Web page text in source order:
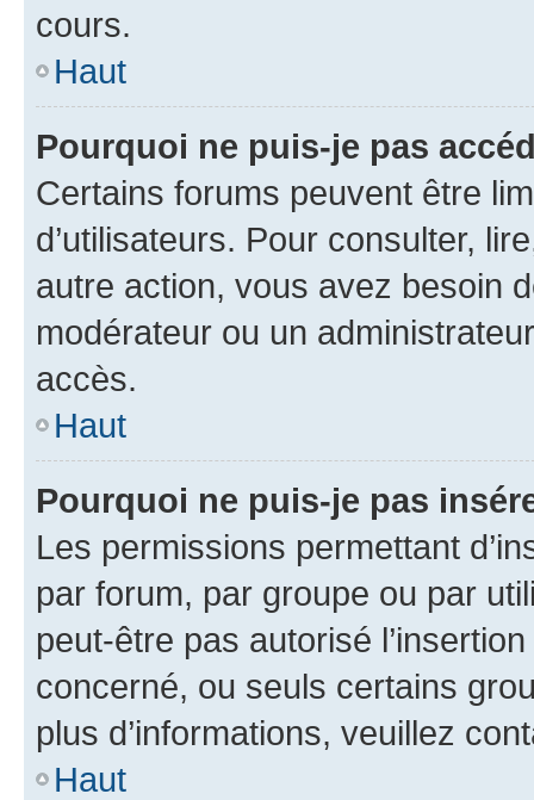
cours.
Haut
Pourquoi ne puis-je pas
Certains forums peuvent être
d’utilisateurs. Pour consulter,
autre action, vous avez besoin
modérateur ou un
accès.
Haut
Pourquoi ne puis-je pas
Les permissions permettant
par forum, par groupe ou par
peut-être pas autorisé
concerné, ou seuls certains
plus d’informations, veuillez
Haut